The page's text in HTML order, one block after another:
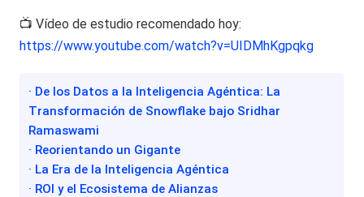
📺 Vídeo de estudio recomendado hoy:
https://www.youtube.com/watch?v=UIDMhKgpqkg
· De los Datos a la Inteligencia Agéntica: La
Transformación de Snowflake bajo Sridhar
Ramaswami
· Reorientando un Gigante
· La Era de la Inteligencia Agéntica
· ROI y el Ecosistema de Alianzas